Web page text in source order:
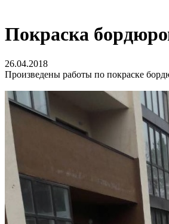
Покраска
26.04.2018
Произведены работы по покраске